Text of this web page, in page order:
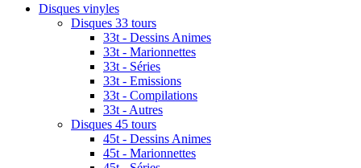
Disques vinyles
Disques 33 tours
33t - Dessins Animes
33t - Marionnettes
33t - Séries
33t - Emissions
33t - Compilations
33t - Autres
Disques 45 tours
45t - Dessins Animes
45t - Marionnettes